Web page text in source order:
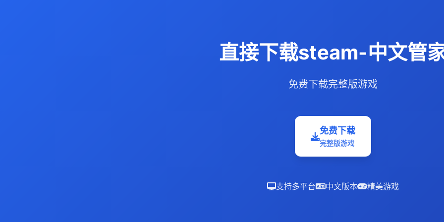
直接下载steam-中文管
免费下载完整版游戏
免费下载
完整版游戏
支持多平台 中文版本 精美游戏